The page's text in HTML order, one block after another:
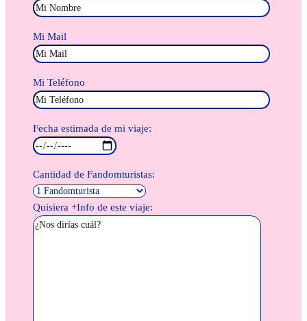
Mi Mail
Mi Teléfono
Fecha estimada de mi viaje:
Cantidad de Fandomturistas:
Quisiera +Info de este viaje: